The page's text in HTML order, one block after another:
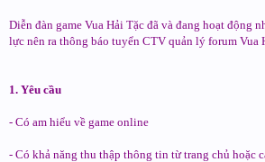
Diễn đàn game Vua Hải Tặc đã và đang hoạt động
lực nên ra thông báo tuyển CTV quản lý forum Vua
1. Yêu cầu
- Có am hiểu về game online
- Có khả năng thu thập thông tin từ trang chủ hoặc